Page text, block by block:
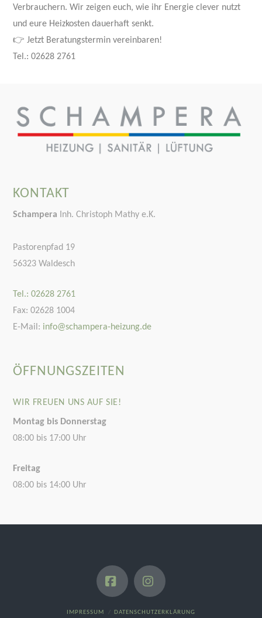
Verbrauchern. Wir zeigen euch, wie ihr Energie clever nutzt
und eure Heizkosten dauerhaft senkt.
👉 Jetzt Beratungstermin vereinbaren!
Tel.: 02628 2761
KONTAKT
Schampera Inh. Christoph Mathy e.K.
Pastorenpfad 19
56323 Waldesch
Tel.: 02628 2761
Fax: 02628 1004
E-Mail: info@schampera-heizung.de
ÖFFNUNGSZEITEN
WIR FREUEN UNS AUF SIE!
Montag bis Donnerstag
08:00 bis 17:00 Uhr
Freitag
08:00 bis 14:00 Uhr
FacebookInstagram
IMPRESSUM DATENSCHUTZERKLÄRUNG